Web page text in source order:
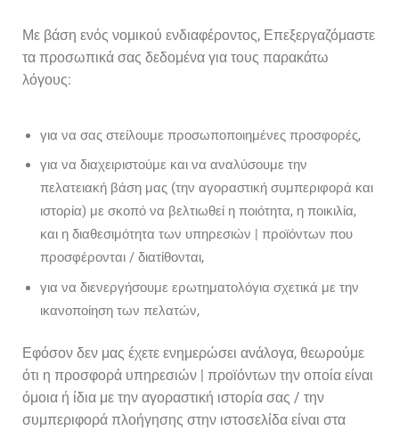
Με βάση ενός νομικού ενδιαφέροντος, Επεξεργαζόμαστε
τα προσωπικά σας δεδομένα για τους παρακάτω
λόγους:
για να σας στείλουμε προσωποποιημένες προσφορές,
για να διαχειριστούμε και να αναλύσουμε την
πελατειακή βάση μας (την αγοραστική συμπεριφορά και
ιστορία) με σκοπό να βελτιωθεί η ποιότητα, η ποικιλία,
και η διαθεσιμότητα των υπηρεσιών | προϊόντων που
προσφέρονται / διατίθονται,
για να διενεργήσουμε ερωτηματολόγια σχετικά με την
ικανοποίηση των πελατών,
Εφόσον δεν μας έχετε ενημερώσει ανάλογα, θεωρούμε
ότι η προσφορά υπηρεσιών | προϊόντων την οποία είναι
όμοια ή ίδια με την αγοραστική ιστορία σας / την
συμπεριφορά πλοήγησης στην ιστοσελίδα είναι στα